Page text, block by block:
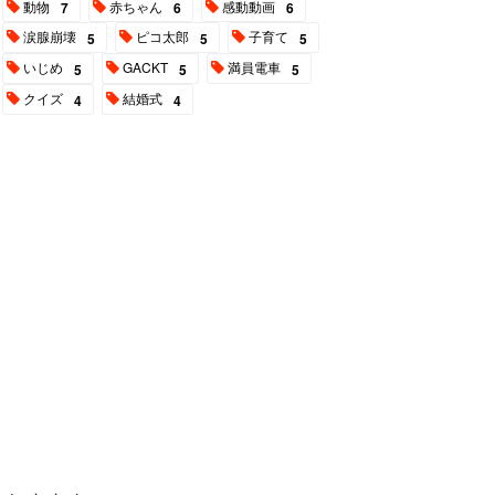
動物 7 赤ちゃん 6 感動動画 6
涙腺崩壊 5 ピコ太郎 5 子育て 5
いじめ 5 GACKT 5 満員電車 5
クイズ 4 結婚式 4